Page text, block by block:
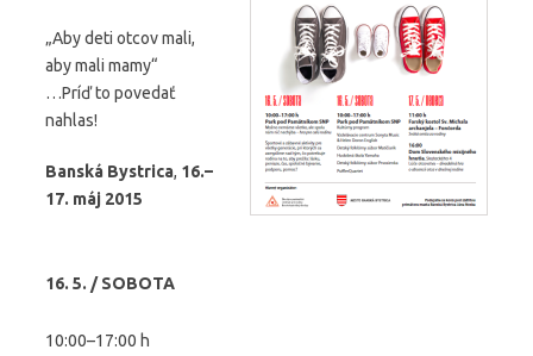
„Aby deti otcov mali,
aby mali mamy“
…Príď to povedať
nahlas!
Banská Bystrica, 16.–
17. máj 2015
16. 5. / SOBOTA
10:00–17:00 h